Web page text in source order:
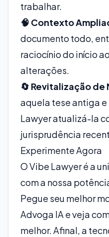
trabalhar.
🧠 Contexto
documento todo,
raciocínio do início
alterações.
🔄 Revitalização de
aquela tese antiga
Lawyer atualizá-la
jurisprudência
Experimente Agora
O Vibe Lawyer é a
com a nossa
Pegue seu melhor
Advoga IA e veja
melhor. Afinal, a